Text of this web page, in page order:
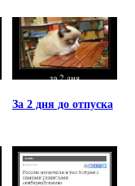
За 2 дня до отпуска